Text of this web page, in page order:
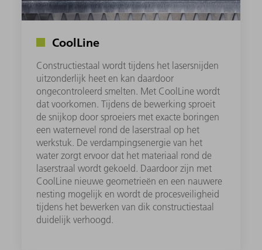
CoolLine
Constructiestaal wordt tijdens het lasersnijden
uitzonderlijk heet en kan daardoor
ongecontroleerd smelten. Met CoolLine wordt
dat voorkomen. Tijdens de bewerking sproeit
de snijkop door sproeiers met exacte boringen
een waternevel rond de laserstraal op het
werkstuk. De verdampingsenergie van het
water zorgt ervoor dat het materiaal rond de
laserstraal wordt gekoeld. Daardoor zijn met
CoolLine nieuwe geometrieën en een nauwere
nesting mogelijk en wordt de procesveiligheid
tijdens het bewerken van dik constructiestaal
duidelijk verhoogd.